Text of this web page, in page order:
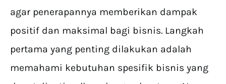
agar penerapannya memberikan dampak
positif dan maksimal bagi bisnis. Langkah
pertama yang penting dilakukan adalah
memahami kebutuhan spesifik bisnis yang